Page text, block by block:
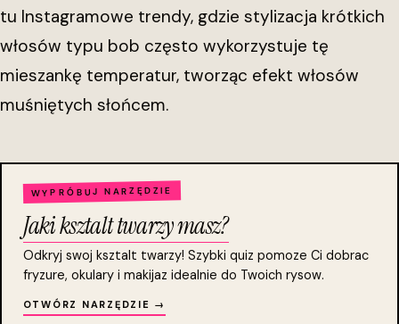
tu Instagramowe trendy, gdzie stylizacja krótkich
włosów typu bob często wykorzystuje tę
mieszankę temperatur, tworząc efekt włosów
muśniętych słońcem.
WYPRÓBUJ NARZĘDZIE
Jaki ksztalt twarzy masz?
Odkryj swoj ksztalt twarzy! Szybki quiz pomoze Ci dobrac
fryzure, okulary i makijaz idealnie do Twoich rysow.
OTWÓRZ NARZĘDZIE →